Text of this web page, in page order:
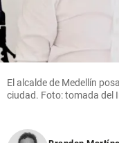
El alcalde de Medellín
ciudad. Foto: tomada del